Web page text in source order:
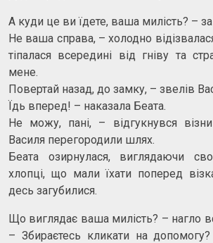
А куди це ви їдете, ваша милість? –
Не ваша справа, – холодно
тіпалася всередині від гніву та
мене.
Повертай назад, до замку, – звелів
Їдь вперед! – наказала Беата.
Не можу, пані, – відгукнувся
Василя перегородили шлях.
Беата озирнулася, виглядаючи
хлопці, що мали їхати поперед
десь загубилися.
Що виглядає ваша милість? – нагло
– Збираєтесь кликати на